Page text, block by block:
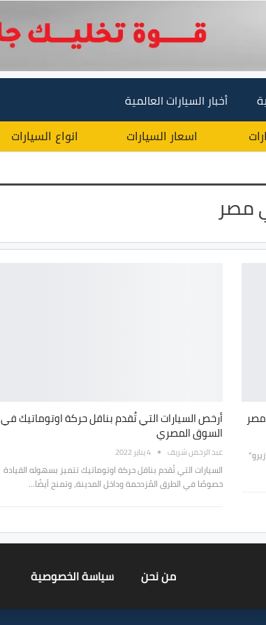
أخبار السيارات العالمية
اسعار السيارات انواع السيارات
مصر
أرخص السيارات التي تُقدم بناقل حركة اوتوماتيك في
السوق المصري
عبد الرحمن شريف 4 يناير 2022
السيارات التي تُقدم بناقل حركة اوتوماتيك تتميز بسهوله القيادة
خصوصًا في الطرق المُزدحمة وداخل المدينة، وتمنح أيضًا…
من نحن سياسة الخصوصية